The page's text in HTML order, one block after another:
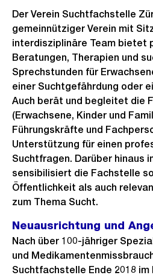
Der Verein Suchtfachstelle
gemeinnütziger Verein mit
interdisziplinäre Team bietet
Beratungen, Therapien und
Sprechstunden für
einer Suchtgefährdung oder
Auch berät und begleitet die
(Erwachsene, Kinder und
Führungskräfte und
Unterstützung für einen
Suchtfragen. Darüber hinaus
sensibilisiert die Fachstelle
Öffentlichkeit als auch
zum Thema Sucht.
Neuausrichtung und
Nach über 100-jähriger
und
Suchtfachstelle Ende 2018